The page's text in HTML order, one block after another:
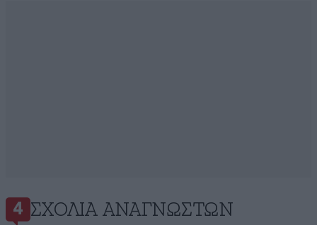
4 ΣΧΌΛΙΑ ΑΝΑΓΝΩΣΤΏΝ